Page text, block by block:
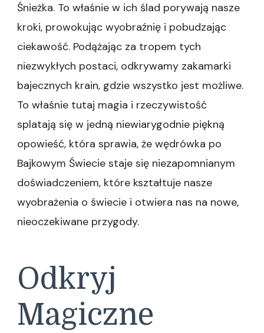
Śnieżka. To właśnie w ich ślad porywają nasze
kroki, prowokując wyobraźnię i pobudzając
ciekawość. Podążając za tropem tych
niezwykłych postaci, odkrywamy zakamarki
bajecznych krain, gdzie wszystko jest możliwe.
To właśnie tutaj magia i rzeczywistość
splatają się w jedną niewiarygodnie piękną
opowieść, która sprawia, że wędrówka po
Bajkowym Świecie staje się niezapomnianym
doświadczeniem, które kształtuje nasze
wyobrażenia o świecie i otwiera nas na nowe,
nieoczekiwane przygody.
Odkryj
Magiczne